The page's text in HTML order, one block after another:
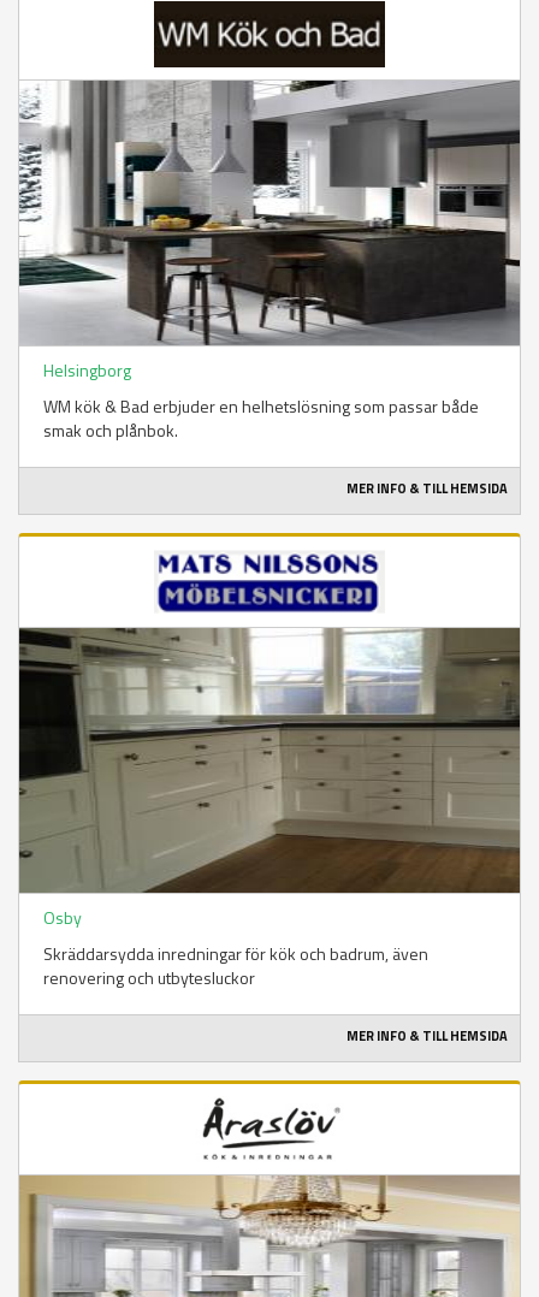
Helsingborg
WM kök & Bad erbjuder en helhetslösning som passar både
smak och plånbok.
MER INFO & TILL HEMSIDA
Osby
Skräddarsydda inredningar för kök och badrum, även
renovering och utbytesluckor
MER INFO & TILL HEMSIDA